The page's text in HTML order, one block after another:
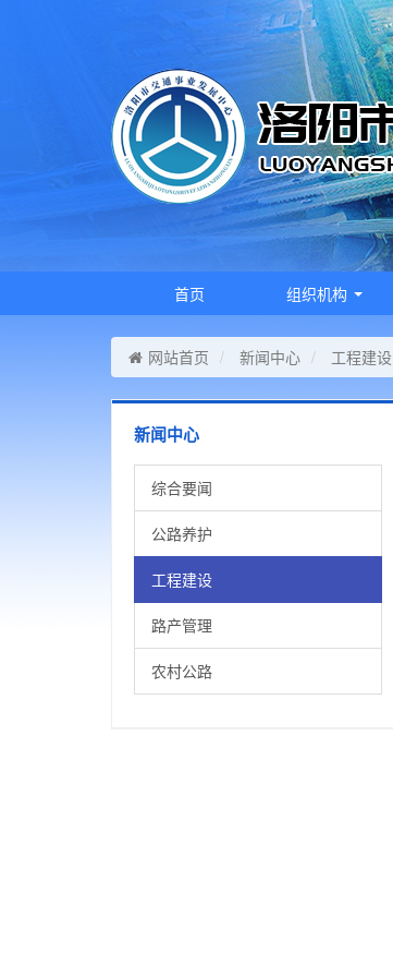
首页 组织机构
网站首页 新闻中心 工程建设
新闻中心
综合要闻
公路养护
工程建设
路产管理
农村公路